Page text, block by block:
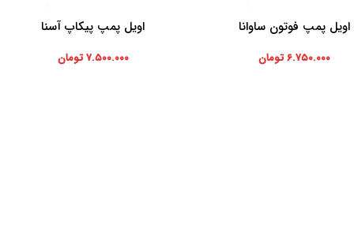
به سبد خرید
اویل پمپ فوتون ساوانا
۶.۷۵۰.۰۰۰تومان
افزودن به سبد خرید
اویل پمپ پیکاپ آسنا
۷.۵۰۰.۰۰۰ تومان